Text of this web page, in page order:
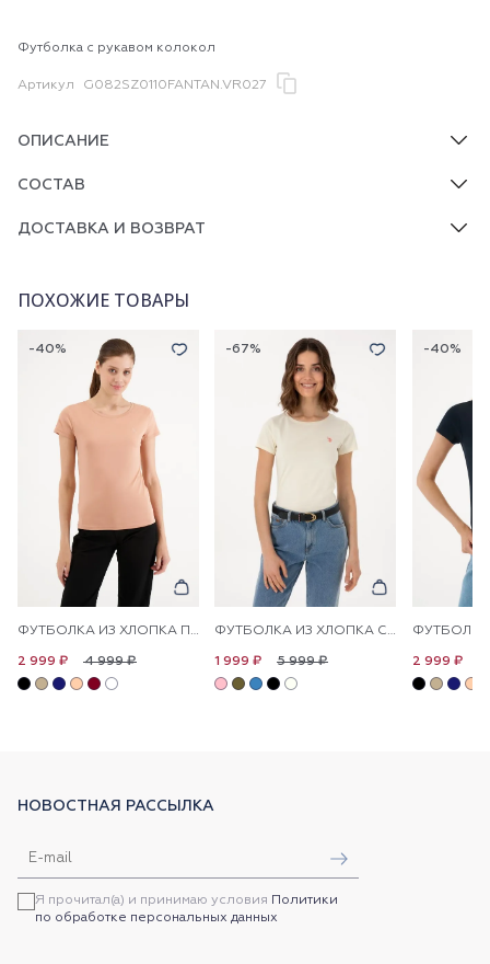
Футболка с рукавом колокол
Артикул G082SZ0110FANTAN.VR027
ОПИСАНИЕ
СОСТАВ
ДОСТАВКА И ВОЗВРАТ
ПОХОЖИЕ ТОВАРЫ
-40%
ФУТБОЛКА ИЗ ХЛОПКА ПРИТАЛЕННАЯ
4 999 ₽
2 999 ₽
-67%
ФУТБОЛКА ИЗ ХЛОПКА С ЛОГОТИПОМ
5 999 ₽
1 999 ₽
-40%
2 999 ₽
НОВОСТНАЯ РАССЫЛКА
Я прочитал(а) и принимаю условия Политики
по обработке персональных данных